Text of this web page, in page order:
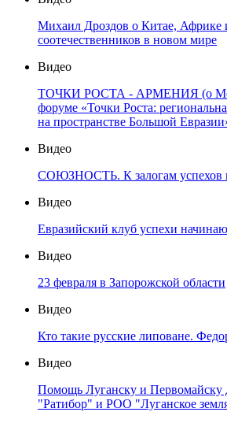
Михаил Дроздов о Китае, Африке
соотечественников в новом мире
Видео
ТОЧКИ РОСТА - АРМЕНИЯ (о
форуме «Точки Роста:
на пространстве Большой
Видео
СОЮЗНОСТЬ. К залогам успехов
Видео
Евразийский клуб успехи
Видео
23 февраля в Запорожской области
Видео
Кто такие русские липоване.
Видео
Помощь Луганску и Первомайску
"Ратибор" и РОО "Луганское